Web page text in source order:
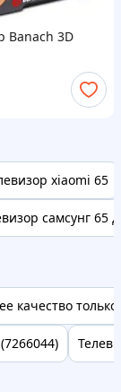
Banach 3D
xiaomi 65
самсунг 65
качество